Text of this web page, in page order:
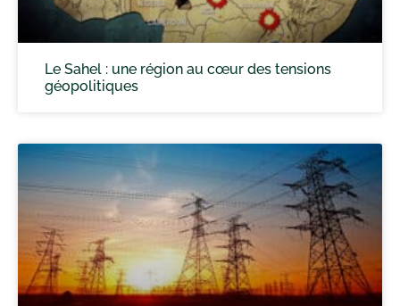
Le Sahel : une région au cœur des tensions
géopolitiques